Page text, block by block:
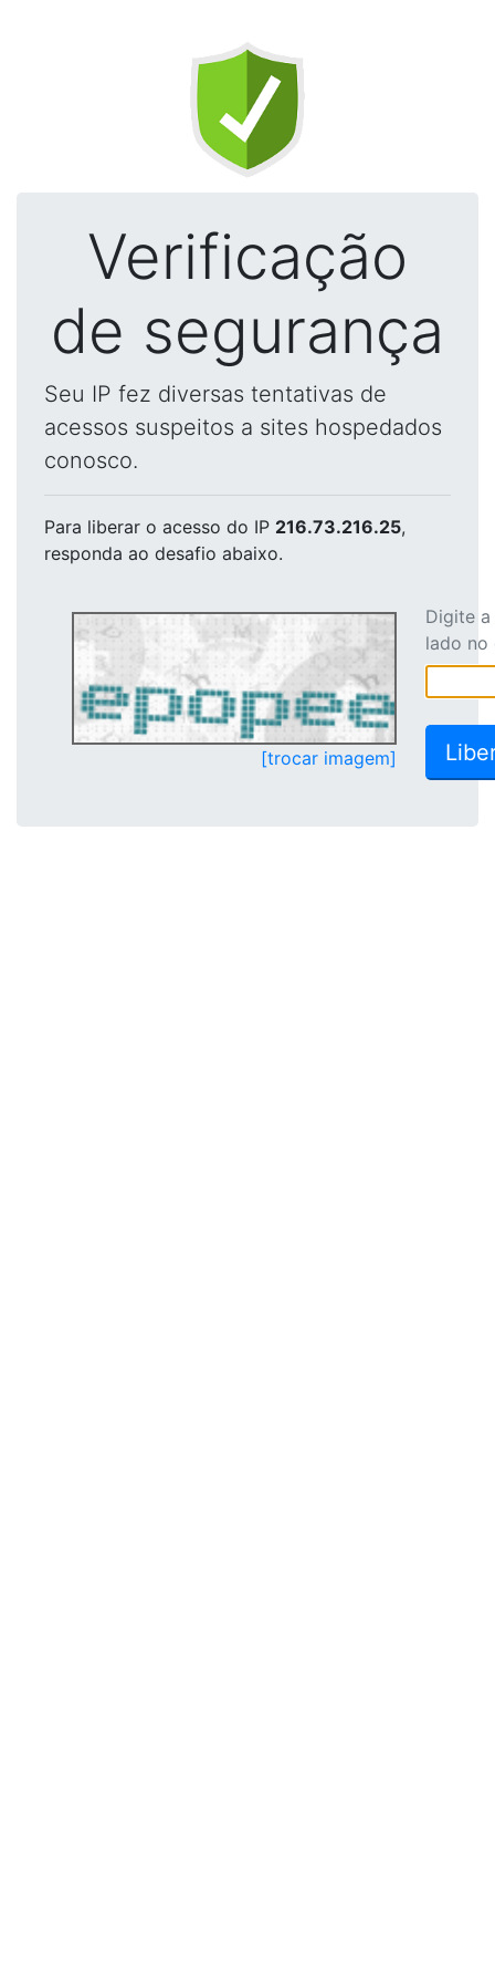
Verificação
de segurança
Seu IP fez diversas tentativas de
acessos suspeitos a sites hospedados
conosco.
Para liberar o acesso do IP 216.73.216.25,
responda ao desafio abaixo.
[trocar imagem]
Digite
lado no